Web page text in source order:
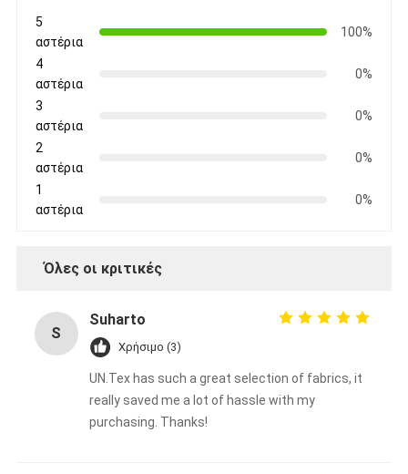
5
αστέρια
100%
4
αστέρια
0%
3
αστέρια
0%
2
αστέρια
0%
1
αστέρια
0%
Όλες οι κριτικές
S
Suharto
Χρήσιμο (3)
UN.Tex has such a great selection of fabrics, it
really saved me a lot of hassle with my
purchasing. Thanks!